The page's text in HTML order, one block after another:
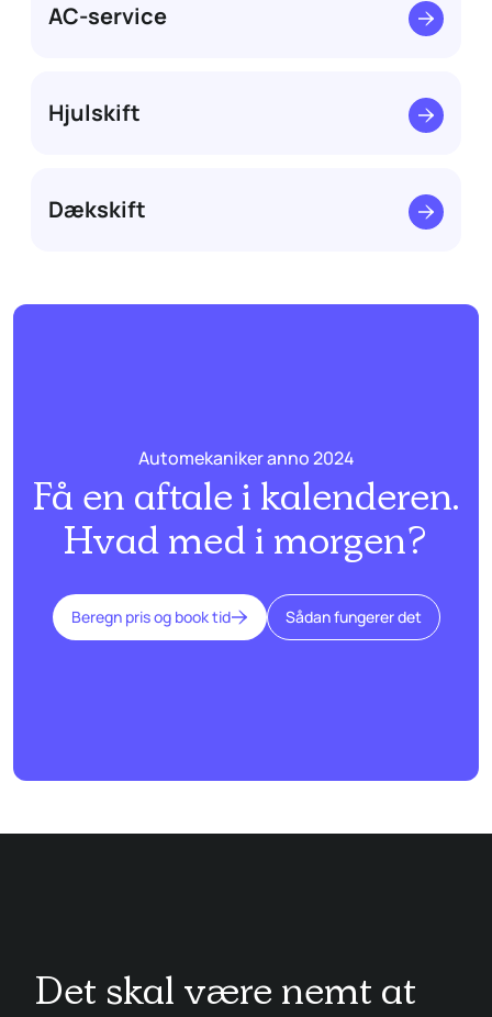
AC-service
Hjulskift
Dækskift
Automekaniker anno 2024
Få en aftale i kalenderen.
Hvad med i morgen?
Beregn pris og book tid Sådan fungerer det
Det skal være nemt at